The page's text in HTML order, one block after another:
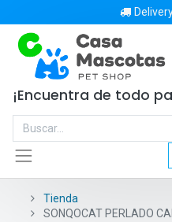
¡Encuentra de todo
Tienda
SONQOCAT PERLADO